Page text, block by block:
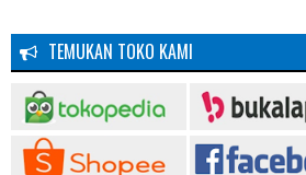
TEMUKAN TOKO KAMI